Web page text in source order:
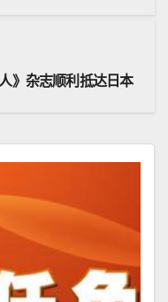
》杂志顺利抵达日本